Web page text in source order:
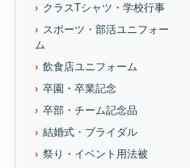
クラスTシャツ・学校行事
スポーツ・部活ユニフォー
ム
飲食店ユニフォーム
卒園・卒業記念
卒部・チーム記念品
結婚式・ブライダル
祭り・イベント用法被